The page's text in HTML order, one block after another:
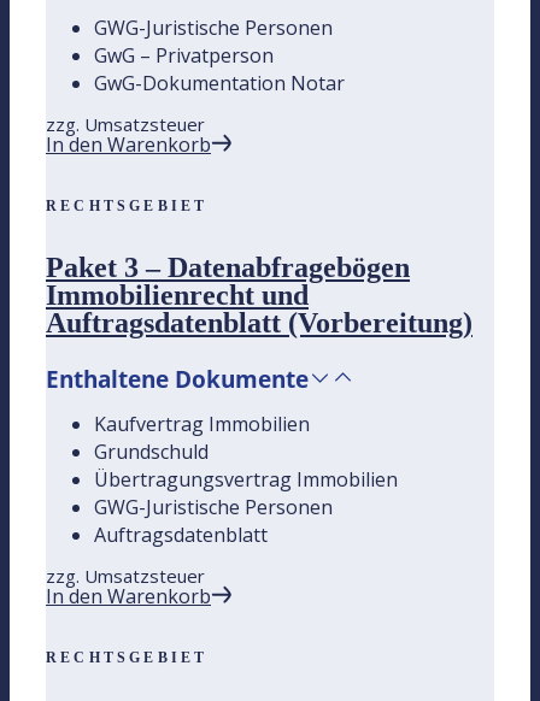
GWG-Juristische Personen
GwG – Privatperson
GwG-Dokumentation Notar
zzg. Umsatzsteuer
In den Warenkorb
RECHTSGEBIET
Paket 3 – Datenabfragebögen
Immobilienrecht und
Auftragsdatenblatt (Vorbereitung)
Enthaltene Dokumente
Kaufvertrag Immobilien
Grundschuld
Übertragungsvertrag Immobilien
GWG-Juristische Personen
Auftragsdatenblatt
zzg. Umsatzsteuer
In den Warenkorb
RECHTSGEBIET